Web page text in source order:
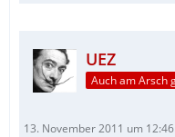
UEZ
13. November 2011 um 12:46